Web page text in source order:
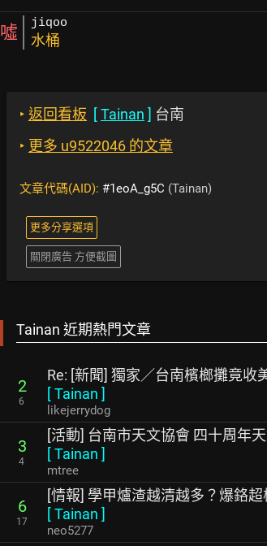
噓 jiqoo
水桶
‣ 返回看板 [Tainan ] 台南
‣ 更多 u9522046 的文章
文章代碼(AID): #1eoA_g5C (Tainan)
更多分享選項
關閉廣告 方便截圖
Tainan 近期熱門文章
2
6
Re: [新聞] 獨家／台南檳榔攤竟收
[Tainan ]
likejerrydog
3
4
[活動] 台南市天文協會 四十周年
[Tainan ]
mtree
6
17
[情報] 學甲爐渣越清越多？爆鉻超
[Tainan ]
neo5277